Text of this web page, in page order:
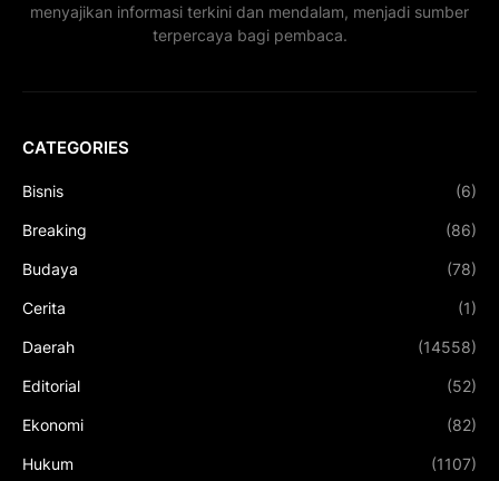
menyajikan informasi terkini dan mendalam, menjadi sumber
terpercaya bagi pembaca.
CATEGORIES
Bisnis (6)
Breaking (86)
Budaya (78)
Cerita (1)
Daerah (14558)
Editorial (52)
Ekonomi (82)
Hukum (1107)